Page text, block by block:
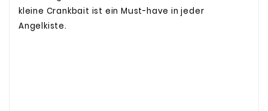
kleine Crankbait ist ein Must-have in jeder
Angelkiste.